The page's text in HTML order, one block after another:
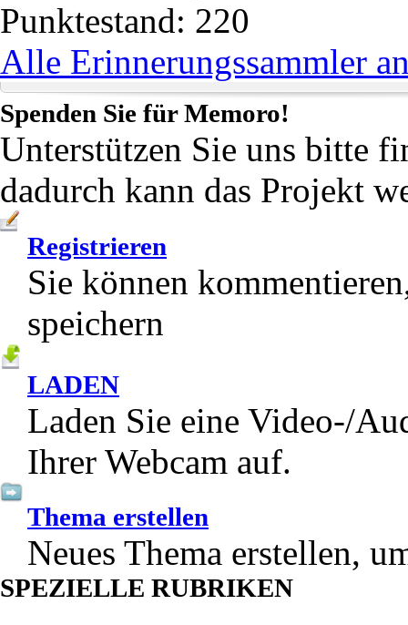
Punktestand: 220
Alle Erinnerungssammler
Spenden Sie fürMemoro!
Unterstützen Sie uns bitte
dadurch kann das Projekt
Registrieren
Sie können
speichern
LADEN
Laden Sie eine Video-/
Ihrer Webcam auf.
Thema erstellen
Neues Thema erstellen,
SPEZIELLE RUBRIKEN